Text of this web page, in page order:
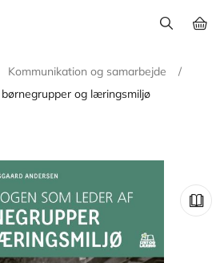
Kommunikation og samarbejde
/
og læringsmiljø